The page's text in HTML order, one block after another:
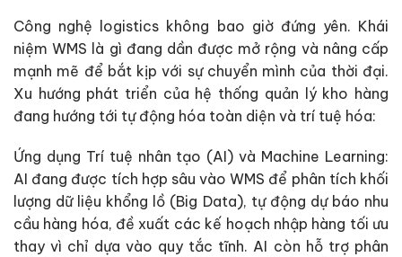
Công nghệ logistics không bao giờ đứng yên. Khái
niệm WMS là gì đang dần được mở rộng và nâng cấp
mạnh mẽ để bắt kịp với sự chuyển mình của thời đại.
Xu hướng phát triển của hệ thống quản lý kho hàng
đang hướng tới tự động hóa toàn diện và trí tuệ hóa:
Ứng dụng Trí tuệ nhân tạo (AI) và Machine Learning:
AI đang được tích hợp sâu vào WMS để phân tích khối
lượng dữ liệu khổng lồ (Big Data), tự động dự báo nhu
cầu hàng hóa, đề xuất các kế hoạch nhập hàng tối ưu
thay vì chỉ dựa vào quy tắc tĩnh. AI còn hỗ trợ phân